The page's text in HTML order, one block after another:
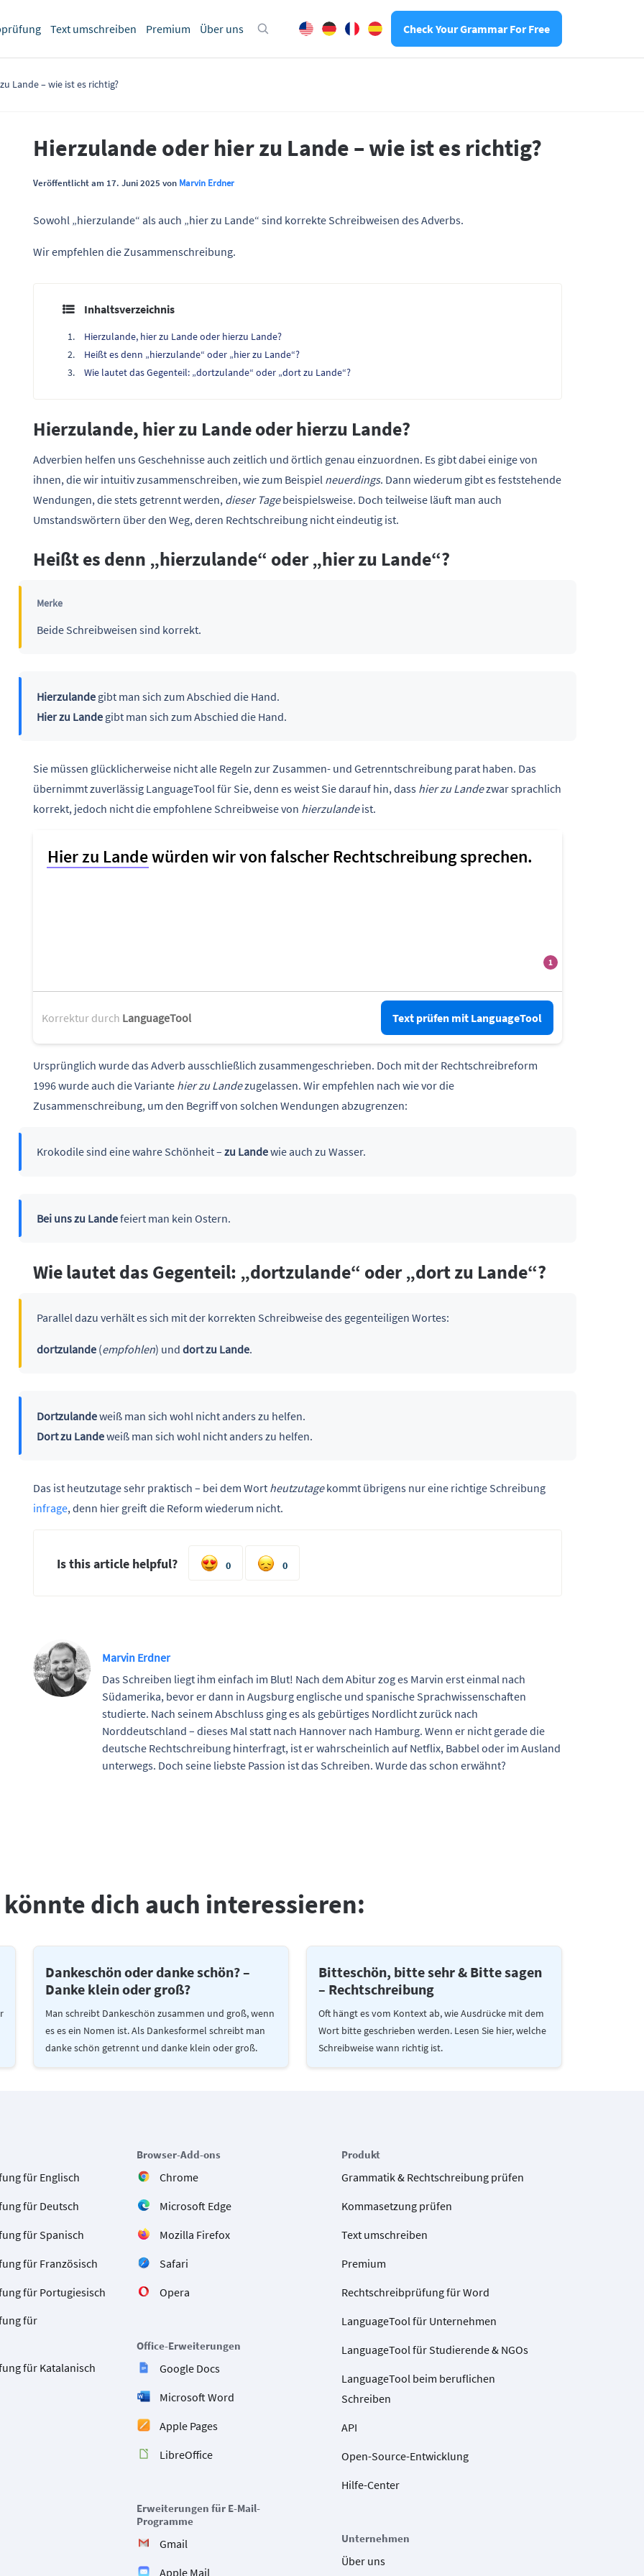
Text umschreiben Premium Über uns Check Your Grammar For Free
Lande – wie ist es richtig?
Hierzulande oder hier zu Lande – wie ist es richtig?
Veröffentlicht am 17. Juni 2025 von Marvin Erdner
Sowohl „hierzulande“ als auch „hier zu Lande“ sind korrekte Schreibweisen des Adverbs.
Wir empfehlen die Zusammenschreibung.
Inhaltsverzeichnis
Hierzulande, hier zu Lande oder hierzu Lande?
Heißt es denn „hierzulande“ oder „hier zu Lande“?
Wie lautet das Gegenteil: „dortzulande“ oder „dort zu Lande“?
Hierzulande, hier zu Lande oder hierzu Lande?
Adverbien helfen uns Geschehnisse auch zeitlich und örtlich genau einzuordnen. Es gibt dabei einige von
ihnen, die wir intuitiv zusammenschreiben, wie zum Beispiel neuerdings. Dann wiederum gibt es feststehende
Wendungen, die stets getrennt werden, dieser Tagebeispielsweise. Doch teilweise läuft man auch
Umstandswörtern über den Weg, deren Rechtschreibung nicht eindeutig ist.
Heißt es denn „hierzulande“ oder „hier zu Lande“?
Merke
Beide Schreibweisen sind korrekt.
Hierzulandegibt man sich zum Abschied die Hand.
Hier zu Landegibt man sich zum Abschied die Hand.
Sie müssen glücklicherweise nicht alle Regeln zur Zusammen- und Getrenntschreibung parat haben. Das
übernimmt zuverlässig LanguageTool für Sie, denn es weist Sie darauf hin, dass hier zu Landezwar sprachlich
korrekt, jedoch nicht die empfohlene Schreibweise von hierzulandeist.
Korrektur durch LanguageTool Text prüfen mit LanguageTool
Ursprünglich wurde das Adverb ausschließlich zusammengeschrieben. Doch mit der Rechtschreibreform
1996 wurde auch die Variante hier zu Landezugelassen. Wir empfehlen nach wie vor die
Zusammenschreibung, um den Begriff von solchen Wendungen abzugrenzen:
Krokodile sind eine wahre Schönheit – zu Landewie auch zu Wasser.
Bei uns zu Landefeiert man kein Ostern.
Wie lautet das Gegenteil: „dortzulande“ oder „dort zu Lande“?
Parallel dazu verhält es sich mit der korrekten Schreibweise des gegenteiligen Wortes:
dortzulande(empfohlen) und dort zu Lande.
Dortzulandeweiß man sich wohl nicht anders zu helfen.
Dort zu Landeweiß man sich wohl nicht anders zu helfen.
Das ist heutzutage sehr praktisch – bei dem Wort heutzutagekommt übrigens nur eine richtige Schreibung
infrage, denn hier greift die Reform wiederum nicht.
Is this article helpful? 0 0
Marvin Erdner
Das Schreiben liegt ihm einfach im Blut! Nach dem Abitur zog es Marvin erst einmal nach
Südamerika, bevor er dann in Augsburg englische und spanische Sprachwissenschaften
studierte. Nach seinem Abschluss ging es als gebürtiges Nordlicht zurück nach
Norddeutschland – dieses Mal statt nach Hannover nach Hamburg. Wenn er nicht gerade die
deutsche Rechtschreibung hinterfragt, ist er wahrscheinlich auf Netflix, Babbel oder im Ausland
unterwegs. Doch seine liebste Passion ist das Schreiben. Wurde das schon erwähnt?
könnte dich auch interessieren:
Dankeschön oder danke schön? –
Danke klein oder groß?
Man schreibt Dankeschön zusammen und groß, wenn
es es ein Nomen ist. Als Dankesformel schreibt man
danke schön getrennt und danke klein oder groß.
Bitteschön, bitte sehr & Bitte sagen
– Rechtschreibung
Oft hängt es vom Kontext ab, wie Ausdrücke mit dem
Wort bitte geschrieben werden. Lesen Sie hier, welche
Schreibweise wann richtig ist.
für Englisch
für Deutsch
für Spanisch
für Französisch
für Portugiesisch
für
für Katalanisch
Browser-Add-ons
Chrome
Microsoft Edge
Mozilla Firefox
Safari
Opera
Office-Erweiterungen
Google Docs
Microsoft Word
Apple Pages
LibreOffice
Erweiterungen für E-Mail-
Programme
Gmail
Apple Mail
Produkt
Grammatik & Rechtschreibung prüfen
Kommasetzung prüfen
Text umschreiben
Premium
Rechtschreibprüfung für Word
LanguageTool für Unternehmen
LanguageTool für Studierende & NGOs
LanguageTool beim beruflichen
Schreiben
API
Open-Source-Entwicklung
Hilfe-Center
Unternehmen
Über uns